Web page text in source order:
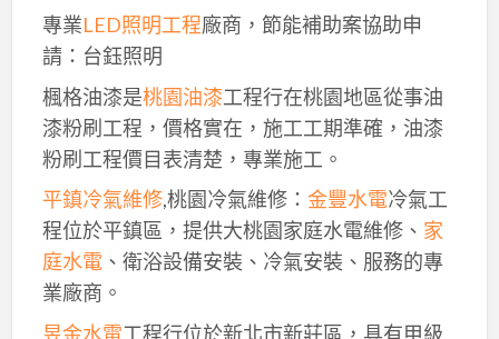
專業LED照明工程廠商，節能補助案協助申
請：台鈺照明
楓格油漆是桃園油漆工程行在桃園地區從事油
漆粉刷工程，價格實在，施工工期準確，油漆
粉刷工程價目表清楚，專業施工。
平鎮冷氣維修,桃園冷氣維修： 金豐水電冷氣工
程位於平鎮區，提供大桃園家庭水電維修、 家
庭水電、衛浴設備安裝、冷氣安裝、服務的專
業廠商。
昱金水電工程行位於新北市新莊區，具有甲級